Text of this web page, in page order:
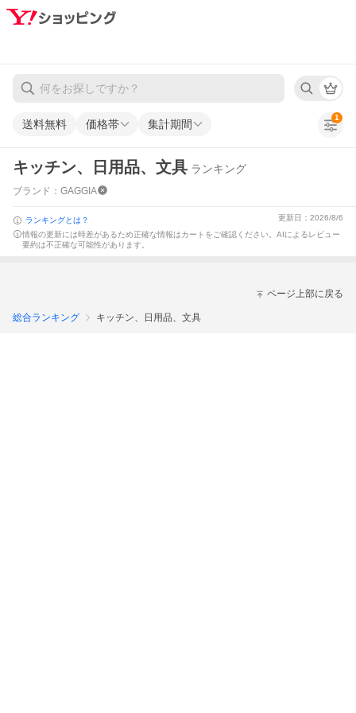
送料無料 価格帯 集計期間
1
キッチン、日用品、文具 ランキング
ブランド：GAGGIA
ランキングとは？
更新日：2026/8/6
情報の更新には時差があるため正確な情報はカートをご確認ください。 AIによるレビュー
要約は不正確な可能性があります。
ページ上部に戻る
総合ランキング キッチン、日用品、文具